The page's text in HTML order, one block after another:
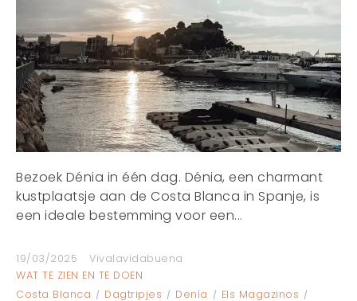
Bezoek Dénia in één dag. Dénia, een charmant
kustplaatsje aan de Costa Blanca in Spanje, is
een ideale bestemming voor een...
19/03/2025
Vivalavidabuena
WAT TE ZIEN EN TE DOEN
Costa Blanca
Dagtripjes Denía
Els Magazinos